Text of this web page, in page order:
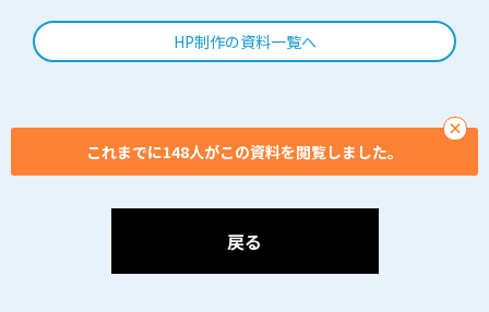
見た目を整えるだけで
は、売上は動かない。
SEO・広告・導線設計ま
HP制作の資料一覧へ
×
これまでに148人がこの資料を閲覧しました。
戻る